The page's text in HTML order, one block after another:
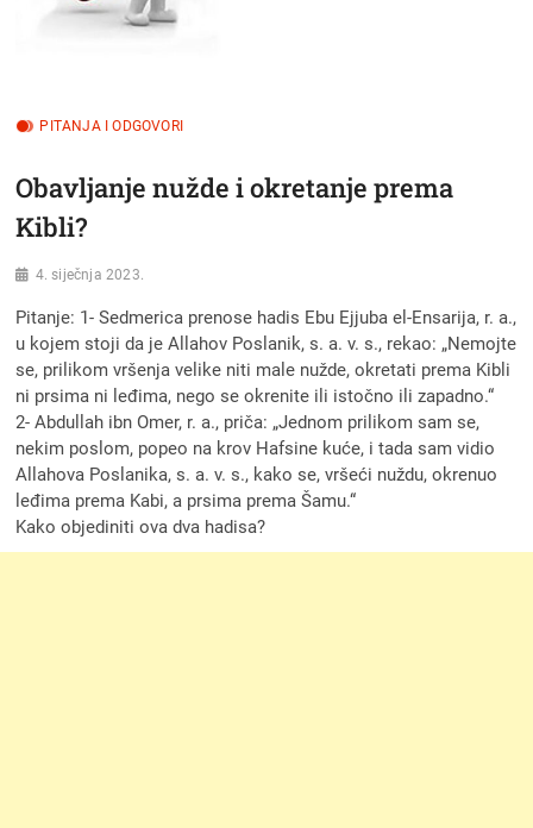
PITANJA I ODGOVORI
Obavljanje nužde i okretanje prema
Kibli?
4. siječnja 2023.
Pitanje: 1- Sedmerica prenose hadis Ebu Ejjuba el-Ensarija, r. a.,
u kojem stoji da je Allahov Poslanik, s. a. v. s., rekao: „Nemojte
se, prilikom vršenja velike niti male nužde, okretati prema Kibli
ni prsima ni leđima, nego se okrenite ili istočno ili zapadno.“
2- Abdullah ibn Omer, r. a., priča: „Jednom prilikom sam se,
nekim poslom, popeo na krov Hafsine kuće, i tada sam vidio
Allahova Poslanika, s. a. v. s., kako se, vršeći nuždu, okrenuo
leđima prema Kabi, a prsima prema Šamu.“
Kako objediniti ova dva hadisa?